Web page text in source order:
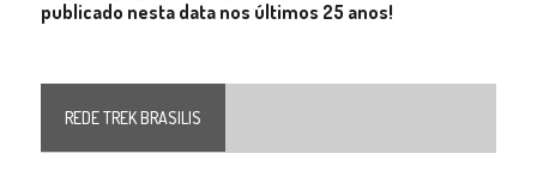
publicado nesta data nos últimos 25 anos!
REDE TREK BRASILIS